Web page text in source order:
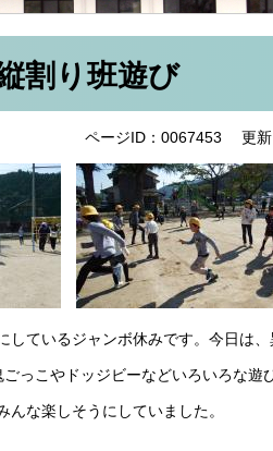
割り班遊び
ページID：0067453 更
しているジャンボ休みです。今日は
っこやドッジビーなどいろいろな遊
んな楽しそうにしていました。